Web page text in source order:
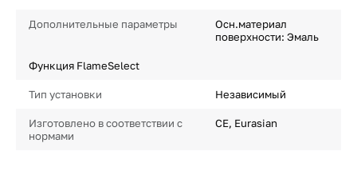
Дополнительные параметры
Осн.материал
поверхности: Эмаль
Функция FlameSelect
Тип установки Независимый
Изготовлено в соответствии с
нормами
CE, Eurasian